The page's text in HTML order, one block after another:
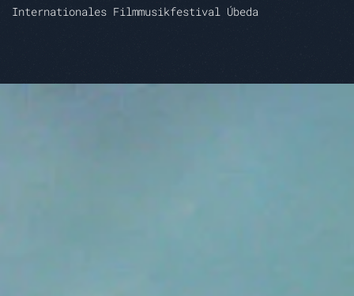
Internationales Filmmusikfestival Úbeda